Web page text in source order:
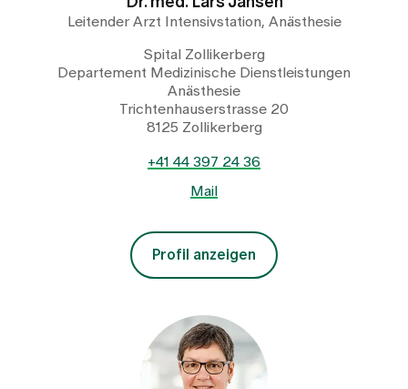
Leitender Arzt Intensivstation, Anästhesie
Spital Zollikerberg
Departement Medizinische Dienstleistungen
Anästhesie
Trichtenhauserstrasse 20
8125 Zollikerberg
+41 44 397 24 36
Mail
Profil anzeigen